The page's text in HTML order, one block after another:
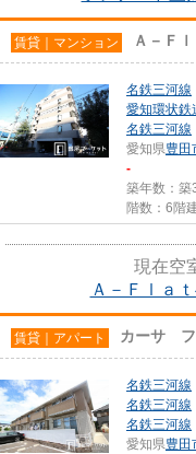
賃貸｜マンション Ａ－Ｆｌ
名鉄三河線
愛知環状鉄
名鉄三河線
愛知県豊田
-
築年数：築
階数：6階
現在空
Ａ－Ｆｌａ
賃貸｜アパート カーサ
名鉄三河線
名鉄三河線
名鉄三河線
愛知県豊田